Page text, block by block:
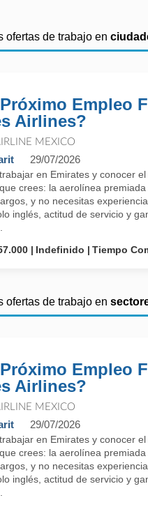
ofertas de trabajo en
Empleo
Airlines?
MEXICO
29/07/2026
en Emirates y conocer
crees: la aerolínea
y no necesitas
inglés, actitud de servicio y
Indefinido Tiempo
ofertas de trabajo en
Empleo
Airlines?
MEXICO
29/07/2026
en Emirates y conocer
crees: la aerolínea
y no necesitas
inglés, actitud de servicio y